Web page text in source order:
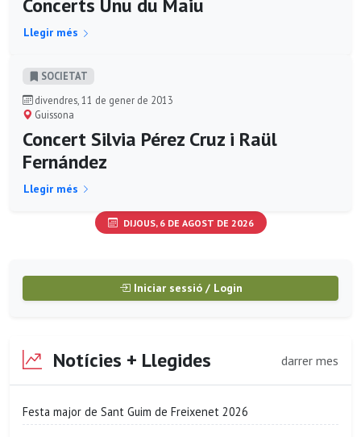
Concerts Unu du Maiu
Llegir més
SOCIETAT
divendres, 11 de gener de 2013
Guissona
Concert Silvia Pérez Cruz i Raül
Fernández
Llegir més
DIJOUS, 6 DE AGOST DE 2026
Iniciar sessió / Login
Notícies + Llegides darrer mes
Festa major de Sant Guim de Freixenet 2026